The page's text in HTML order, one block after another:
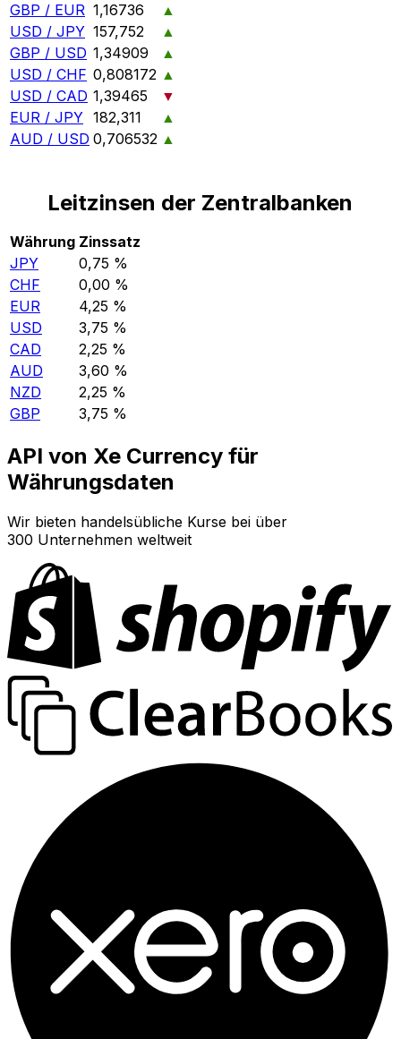
GBP / EUR 1,16736
▲
USD / JPY 157,752
▲
GBP / USD 1,34909
▲
USD / CHF 0,808172 ▲
USD / CAD 1,39465
▼
EUR / JPY 182,311
▲
AUD / USD 0,706532 ▲
Leitzinsen der Zentralbanken
Währung Zinssatz
JPY
0,75 %
CHF
0,00 %
EUR
4,25 %
USD
3,75 %
CAD
2,25 %
AUD
3,60 %
NZD
2,25 %
GBP
3,75 %
API von Xe Currency für
Währungsdaten
Wir bieten handelsübliche Kurse bei über
300 Unternehmen weltweit